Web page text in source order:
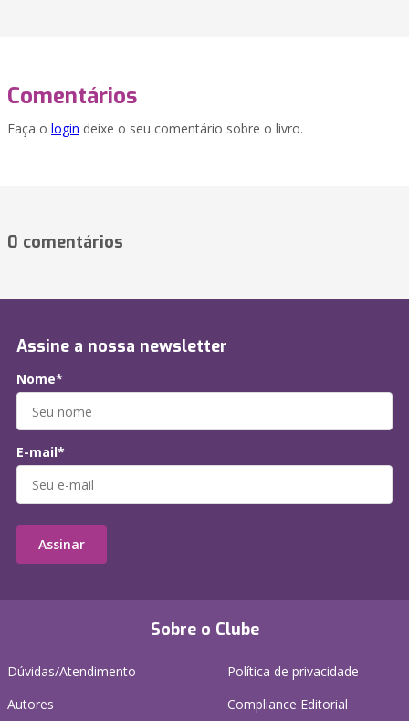
Comentários
Faça o login deixe o seu comentário sobre o livro.
0 comentários
Sobre o Clube
Dúvidas/Atendimento
Autores
Política de privacidade
Compliance Editorial
Assine a nossa newsletter
Nome*
E-mail*
Assinar